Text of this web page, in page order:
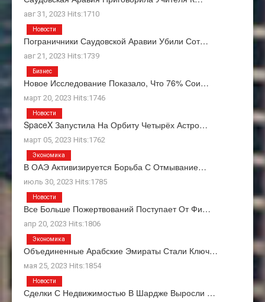
авг 31, 2023 Hits:1710
Пограничники Саудовской Аравии Убили Сот…
авг 21, 2023 Hits:1739
Новости
Новое Исследование Показало, Что 76% Сои…
март 20, 2023 Hits:1746
Бизнес
SpaceX Запустила На Орбиту Четырёх Астро…
март 05, 2023 Hits:1762
Новости
В ОАЭ Активизируется Борьба С Отмывание…
июль 30, 2023 Hits:1785
Экономика
Все Больше Пожертвований Поступает От Фи…
апр 20, 2023 Hits:1806
Новости
Объединенные Арабские Эмираты Стали Ключ…
мая 25, 2023 Hits:1854
Экономика
Сделки С Недвижимостью В Шардже Выросли …
Новости